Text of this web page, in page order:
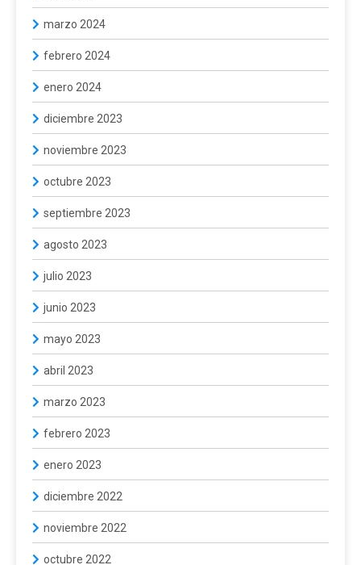
marzo 2024
febrero 2024
enero 2024
diciembre 2023
noviembre 2023
octubre 2023
septiembre 2023
agosto 2023
julio 2023
junio 2023
mayo 2023
abril 2023
marzo 2023
febrero 2023
enero 2023
diciembre 2022
noviembre 2022
octubre 2022